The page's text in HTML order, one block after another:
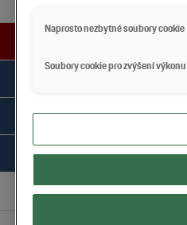
Kryt na golfové hole -
Naprosto nezbytné soubory cookie
Soubory cookie pro zvýšení výkonu